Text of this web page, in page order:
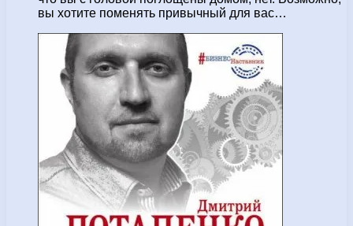
вы хотите поменять привычный для вас…